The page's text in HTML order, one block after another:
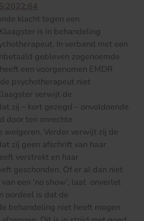
klacht tegen een
is in behandeling
In verband met een
gebleven zogenoemde
een voorgenomen EMDR
psychotherapeut niet
verwijt de
zij – kort gezegd – onvoldoende
door ten onrechte
weigeren. Verder verwijt zij de
zij geen afschrift van haar
verstrekt en haar
geschonden. Of er al dan niet
een ‘no show’, laat onverlet
oordeel is dat de
behandeling niet heeft mogen